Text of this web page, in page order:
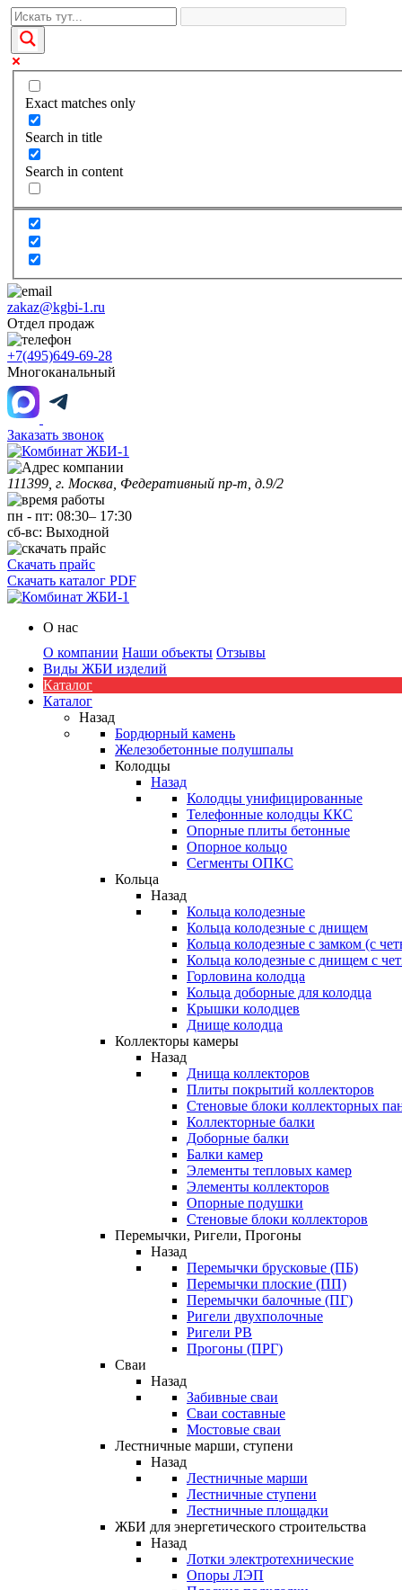
Exact matches only
Search in title
Search in content
zakaz@kgbi-1.ru
Отдел продаж
+7(495)649-69-28
Многоканальный
Заказать звонок
111399, г. Москва, Федеративный пр-т, д.9/2
пн - пт: 08:30– 17:30
сб-вс: Выходной
Скачать прайс
Скачать каталог PDF
О нас
О компании Наши объекты Отзывы
Виды ЖБИ изделий
Каталог
Каталог
Назад
Бордюрный камень
Железобетонные полушпалы
Колодцы
Назад
Колодцы унифицированные
Телефонные колодцы ККС
Опорные плиты бетонные
Опорное кольцо
Сегменты ОПКС
Кольца
Назад
Кольца колодезные
Кольца колодезные с днищем
Кольца колодезные с замком (с
Кольца колодезные с днищем с
Горловина колодца
Кольца доборные для колодца
Крышки колодцев
Днище колодца
Коллекторы камеры
Назад
Днища коллекторов
Плиты покрытий коллекторов
Стеновые блоки коллекторных
Коллекторные балки
Доборные балки
Балки камер
Элементы тепловых камер
Элементы коллекторов
Опорные подушки
Стеновые блоки коллекторов
Перемычки, Ригели, Прогоны
Назад
Перемычки брусковые (ПБ)
Перемычки плоские (ПП)
Перемычки балочные (ПГ)
Ригели двухполочные
Ригели РВ
Прогоны (ПРГ)
Сваи
Назад
Забивные сваи
Сваи составные
Мостовые сваи
Лестничные марши, ступени
Назад
Лестничные марши
Лестничные ступени
Лестничные площадки
ЖБИ для энергетического строительства
Назад
Лотки электротехнические
Опоры ЛЭП